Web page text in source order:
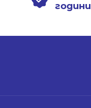
години